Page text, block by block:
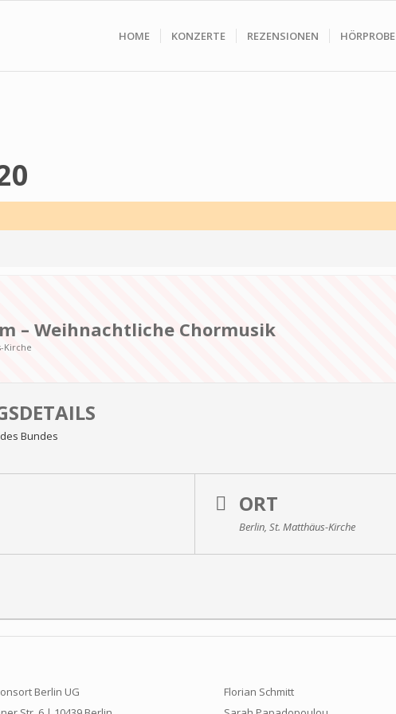
HOME KONZERTE REZENSIONEN HÖRPROBE
– Weihnachtliche Chormusik
Kirche
Bundes
ORT
Berlin, St. Matthäus-Kirche
Berlin UG
Florian Schmitt